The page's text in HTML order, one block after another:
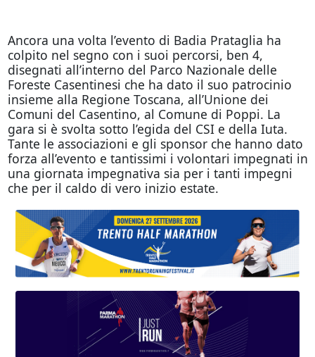
Ancora una volta l’evento di Badia Prataglia ha
colpito nel segno con i suoi percorsi, ben 4,
disegnati all’interno del Parco Nazionale delle
Foreste Casentinesi che ha dato il suo patrocinio
insieme alla Regione Toscana, all’Unione dei
Comuni del Casentino, al Comune di Poppi. La
gara si è svolta sotto l’egida del CSI e della Iuta.
Tante le associazioni e gli sponsor che hanno dato
forza all’evento e tantissimi i volontari impegnati in
una giornata impegnativa sia per i tanti impegni
che per il caldo di vero inizio estate.